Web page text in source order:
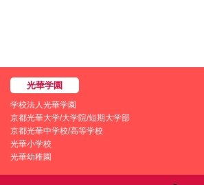
学校法人光華学園
京都光華大学/大学院/短期大学部
京都光華中学校/高等学校
光華小学校
光華幼稚園